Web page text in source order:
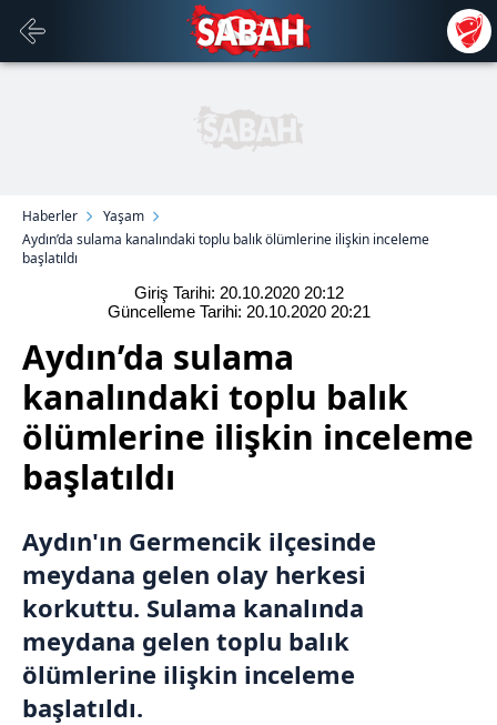
Haberler
Yaşam
Aydın’da sulama kanalındaki toplu balık ölümlerine ilişkin inceleme
başlatıldı
Giriş Tarihi: 20.10.2020 20:12
Güncelleme Tarihi: 20.10.2020 20:21
Aydın’da sulama
kanalındaki toplu balık
ölümlerine ilişkin inceleme
başlatıldı
Aydın'ın Germencik ilçesinde
meydana gelen olay herkesi
korkuttu. Sulama kanalında
meydana gelen toplu balık
ölümlerine ilişkin inceleme
başlatıldı.